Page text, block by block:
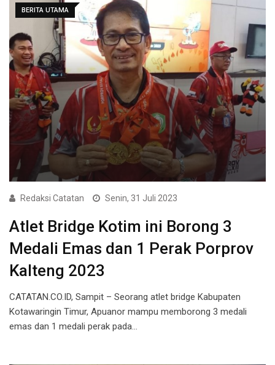
BERITA UTAMA
Redaksi Catatan Senin, 31 Juli 2023
Atlet Bridge Kotim ini Borong 3
Medali Emas dan 1 Perak Porprov
Kalteng 2023
CATATAN.CO.ID, Sampit – Seorang atlet bridge Kabupaten
Kotawaringin Timur, Apuanor mampu memborong 3 medali
emas dan 1 medali perak pada…